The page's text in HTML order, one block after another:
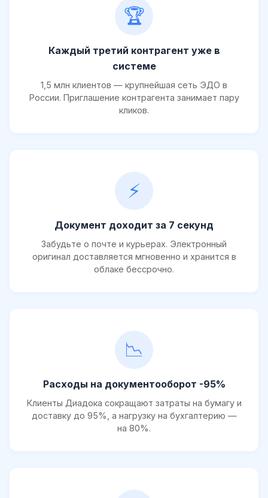
🏆
Каждый третий контрагент уже в
системе
1,5 млн клиентов — крупнейшая сеть ЭДО в
России. Приглашение контрагента занимает пару
кликов.
⚡
Документ доходит за 7 секунд
Забудьте о почте и курьерах. Электронный
оригинал доставляется мгновенно и хранится в
облаке бессрочно.
📉
Расходы на документооборот -95%
Клиенты Диадока сокращают затраты на бумагу и
доставку до 95%, а нагрузку на бухгалтерию —
на 80%.